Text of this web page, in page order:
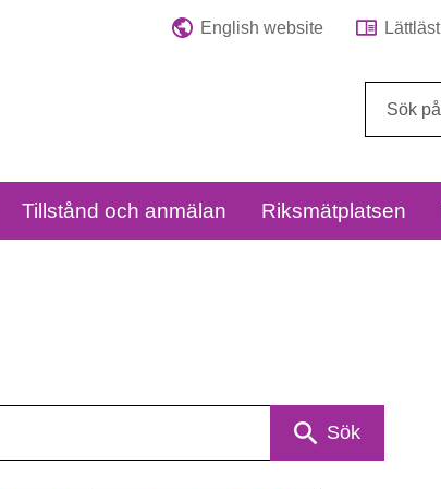
English website Lättläst
Tillstånd och anmälan Riksmätplatsen
Sök